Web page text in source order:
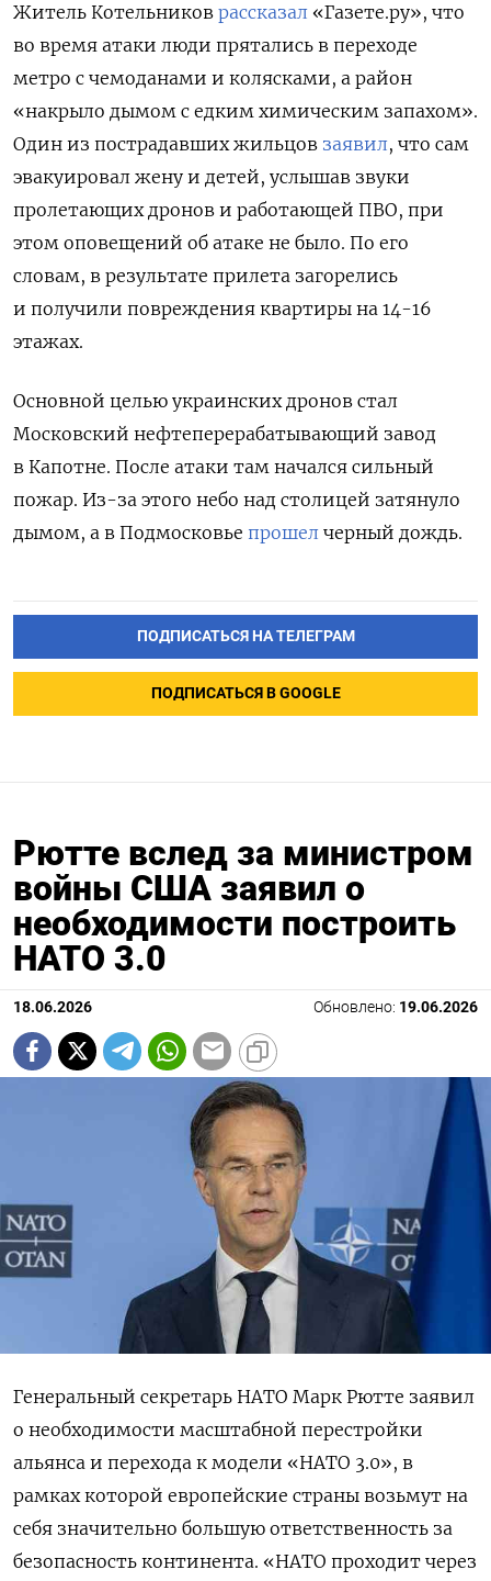
Житель Котельников рассказал «Газете.ру», что
во время атаки люди прятались в переходе
метро с чемоданами и колясками, а район
«накрыло дымом с едким химическим запахом».
Один из пострадавших жильцов заявил, что сам
эвакуировал жену и детей, услышав звуки
пролетающих дронов и работающей ПВО, при
этом оповещений об атаке не было. По его
словам, в результате прилета загорелись
и получили повреждения квартиры на 14-16
этажах.
Основной целью украинских дронов стал
Московский нефтеперерабатывающий завод
в Капотне. После атаки там начался сильный
пожар. Из-за этого небо над столицей затянуло
дымом, а в Подмосковье прошел черный дождь.
ПОДПИСАТЬСЯ НА ТЕЛЕГРАМ
ПОДПИСАТЬСЯ В GOOGLE
Рютте вслед за министром
войны США заявил о
необходимости построить
НАТО 3.0
18.06.2026 Обновлено: 19.06.2026
Генеральный секретарь НАТО Марк Рютте заявил
о необходимости масштабной перестройки
альянса и перехода к модели «НАТО 3.0», в
рамках которой европейские страны возьмут на
себя значительно большую ответственность за
безопасность континента. «НАТО проходит через